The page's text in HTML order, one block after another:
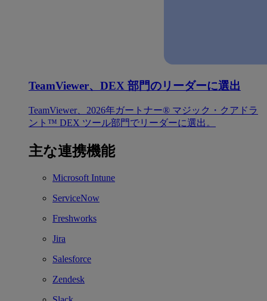
TeamViewer、DEX 部門のリーダーに選出
TeamViewer、2026年ガートナー® マジック・クアドラ
ント™ DEX ツール部門でリーダーに選出。
主な連携機能
Microsoft Intune
ServiceNow
Freshworks
Jira
Salesforce
Zendesk